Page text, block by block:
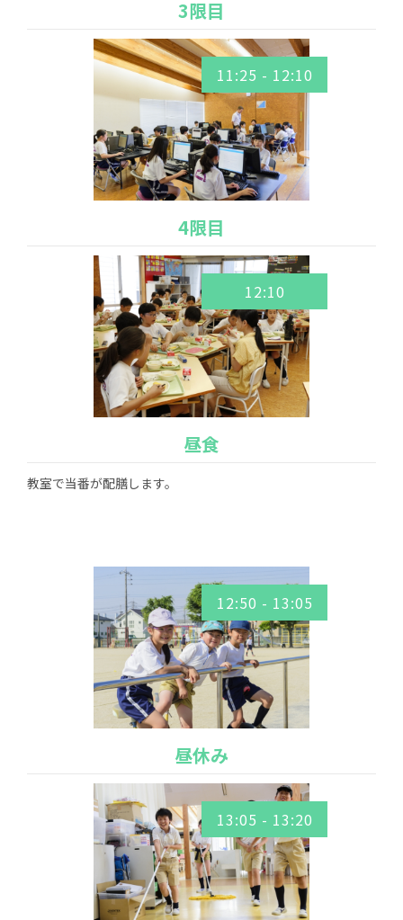
3限目
11:25 - 12:10
4限目
12:10
昼食
教室で当番が配膳します。
12:50 - 13:05
昼休み
13:05 - 13:20